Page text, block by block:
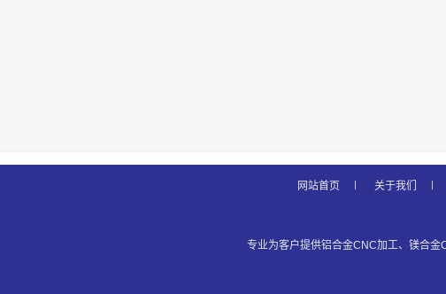
网站首页 关于我们
专业为客户提供铝合金CNC加工、镁合金